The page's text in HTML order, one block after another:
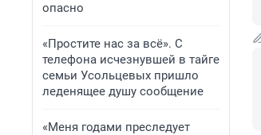
опасно
«Простите нас за всё». С
телефона исчезнувшей в тайге
семьи Усольцевых пришло
леденящее душу сообщение
«Меня годами преследует